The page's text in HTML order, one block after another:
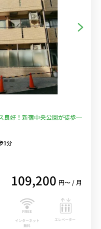
良好！新宿中央公園が徒歩圏
1分
109,200 円〜 / 月
インターネット
無料
エレベーター